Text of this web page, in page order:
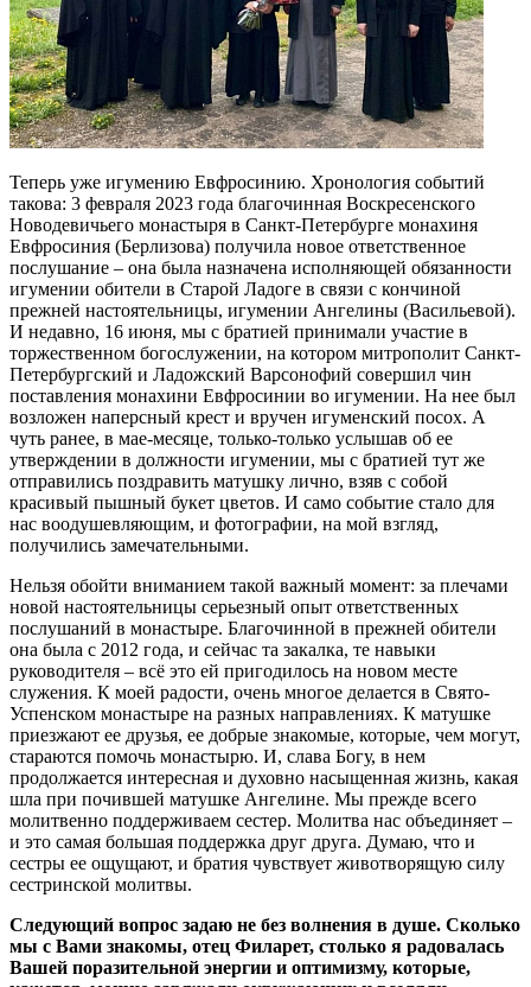
Теперь уже игумению Евфросинию. Хронология событий
такова: 3 февраля 2023 года благочинная Воскресенского
Новодевичьего монастыря в Санкт-Петербурге монахиня
Евфросиния (Берлизова) получила новое ответственное
послушание – она была назначена исполняющей обязанности
игумении обители в Старой Ладоге в связи с кончиной
прежней настоятельницы, игумении Ангелины (Васильевой).
И недавно, 16 июня, мы с братией принимали участие в
торжественном богослужении, на котором митрополит Санкт-
Петербургский и Ладожский Варсонофий совершил чин
поставления монахини Евфросинии во игумении. На нее был
возложен наперсный крест и вручен игуменский посох. А
чуть ранее, в мае-месяце, только-только услышав об ее
утверждении в должности игумении, мы с братией тут же
отправились поздравить матушку лично, взяв с собой
красивый пышный букет цветов. И само событие стало для
нас воодушевляющим, и фотографии, на мой взгляд,
получились замечательными.
Нельзя обойти вниманием такой важный момент: за плечами
новой настоятельницы серьезный опыт ответственных
послушаний в монастыре. Благочинной в прежней обители
она была с 2012 года, и сейчас та закалка, те навыки
руководителя – всё это ей пригодилось на новом месте
служения. К моей радости, очень многое делается в Свято-
Успенском монастыре на разных направлениях. К матушке
приезжают ее друзья, ее добрые знакомые, которые, чем могут,
стараются помочь монастырю. И, слава Богу, в нем
продолжается интересная и духовно насыщенная жизнь, какая
шла при почившей матушке Ангелине. Мы прежде всего
молитвенно поддерживаем сестер. Молитва нас объединяет –
и это самая большая поддержка друг друга. Думаю, что и
сестры ее ощущают, и братия чувствует животворящую силу
сестринской молитвы.
Следующий вопрос задаю не без волнения в душе. Сколько
мы с Вами знакомы, отец Филарет, столько я радовалась
Вашей поразительной энергии и оптимизму, которые,